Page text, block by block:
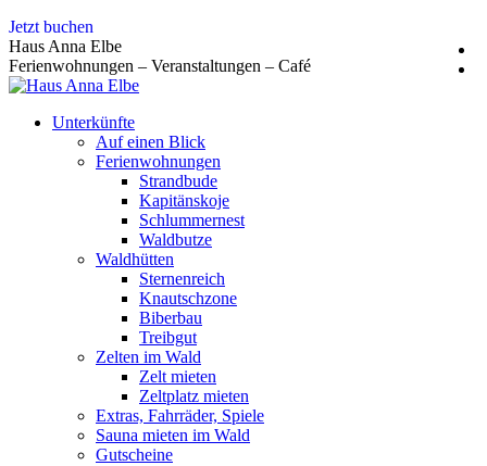
Zum
Inhalt
springen
Jetzt buchen
Haus Anna Elbe
Ferienwohnungen – Veranstaltungen – Café
Unterkünfte
Auf einen Blick
Ferienwohnungen
Strandbude
Kapitänskoje
Schlummernest
Waldbutze
Waldhütten
Sternenreich
Knautschzone
Biberbau
Treibgut
Zelten im Wald
Zelt mieten
Zeltplatz mieten
Extras, Fahrräder, Spiele
Sauna mieten im Wald
Gutscheine